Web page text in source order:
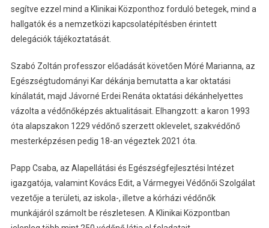
segítve ezzel mind a Klinikai Központhoz forduló betegek, mind a
hallgatók és a nemzetközi kapcsolatépítésben érintett
delegációk tájékoztatását.
Szabó Zoltán professzor előadását követően Móré Marianna, az
Egészségtudományi Kar dékánja bemutatta a kar oktatási
kínálatát, majd Jávorné Erdei Renáta oktatási dékánhelyettes
vázolta a védőnőképzés aktualitásait. Elhangzott: a karon 1993
óta alapszakon 1229 védőnő szerzett oklevelet, szakvédőnő
mesterképzésen pedig 18-an végeztek 2021 óta.
Papp Csaba, az Alapellátási és Egészségfejlesztési Intézet
igazgatója, valamint Kovács Edit, a Vármegyei Védőnői Szolgálat
vezetője a területi, az iskola-, illetve a kórházi védőnők
munkájáról számolt be részletesen. A Klinikai Központban